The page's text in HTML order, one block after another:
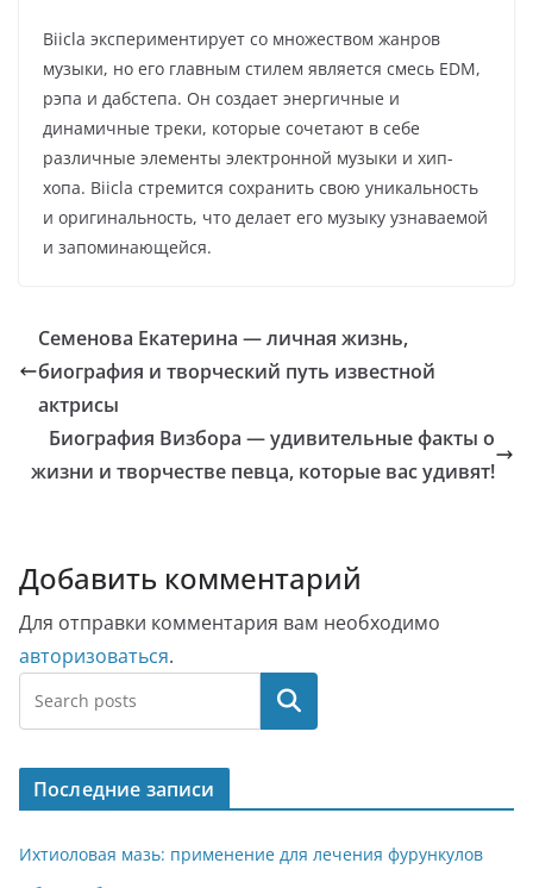
Biicla экспериментирует со множеством жанров
музыки, но его главным стилем является смесь EDM,
рэпа и дабстепа. Он создает энергичные и
динамичные треки, которые сочетают в себе
различные элементы электронной музыки и хип-
хопа. Biicla стремится сохранить свою уникальность
и оригинальность, что делает его музыку узнаваемой
и запоминающейся.
Семенова Екатерина — личная жизнь,
биография и творческий путь известной
актрисы
Биография Визбора — удивительные факты о
жизни и творчестве певца, которые вас удивят!
Добавить комментарий
Для отправки комментария вам необходимо
авторизоваться.
Поиск
Последние записи
Ихтиоловая мазь: применение для лечения фурункулов